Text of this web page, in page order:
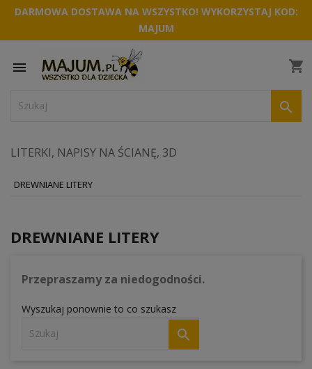
DARMOWA DOSTAWA NA WSZYSTKO! WYKORZYSTAJ KOD:
MAJUM
 shopping_cart

LITERKI, NAPISY NA ŚCIANĘ, 3D
DREWNIANE LITERY
DREWNIANE LITERY
Przepraszamy za niedogodności.
Wyszukaj ponownie to co szukasz
